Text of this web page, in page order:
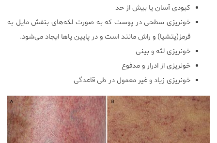
کبودی آسان یا بیش از حد
خونریزی سطحی در پوست که به صورت لکه‌های بنفش مایل به
قرمز(پتشیا) و راش مانند است و در پایین پاها ایجاد می‌شود.
خونریزی لثه و بینی
خونریزی از ادرار و مدفوع
خونریزی زیاد و غیر معمول در طی قاعدگی